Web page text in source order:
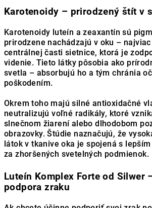
Karotenoidy – prirodzený štít v
Karotenoidy luteín a zeaxantín sú
prirodzene nachádzajú v oku –
centrálnej časti sietnice, ktorá je
videnie. Tieto látky pôsobia ako
svetla – absorbujú ho a tým chránia
poškodením.
Okrem toho majú silné antioxidačné
neutralizujú voľné radikály, ktoré
slnečnom žiarení alebo dlhodobom
obrazovky. Štúdie naznačujú, že
látok v tkanive oka je spojená s
za zhoršených svetelných podmienok.
Luteín Komplex Forte od Silwer
podpora zraku